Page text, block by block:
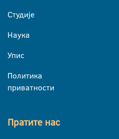
Студије
Наука
Упис
Политика
приватности
Пратите нас